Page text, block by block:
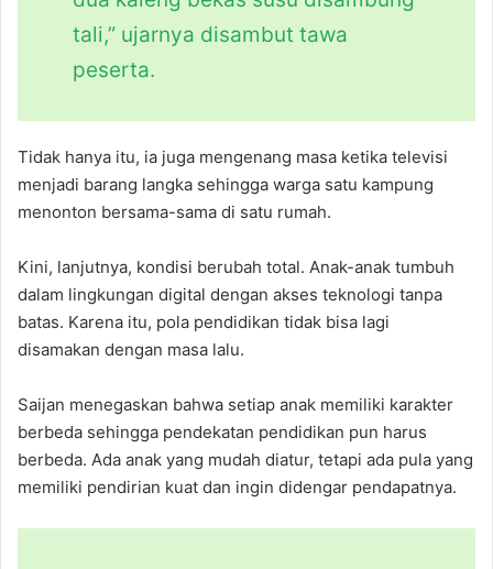
tali,” ujarnya disambut tawa
peserta.
Tidak hanya itu, ia juga mengenang masa ketika televisi
menjadi barang langka sehingga warga satu kampung
menonton bersama-sama di satu rumah.
Kini, lanjutnya, kondisi berubah total. Anak-anak tumbuh
dalam lingkungan digital dengan akses teknologi tanpa
batas. Karena itu, pola pendidikan tidak bisa lagi
disamakan dengan masa lalu.
Saijan menegaskan bahwa setiap anak memiliki karakter
berbeda sehingga pendekatan pendidikan pun harus
berbeda. Ada anak yang mudah diatur, tetapi ada pula yang
memiliki pendirian kuat dan ingin didengar pendapatnya.